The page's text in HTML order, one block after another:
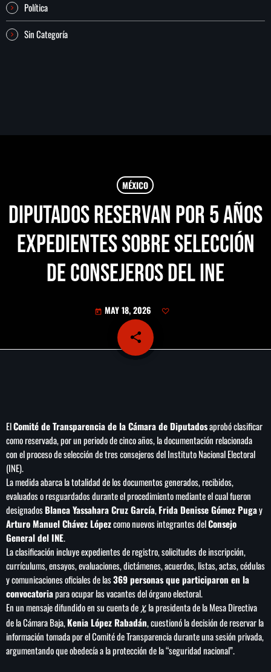
Política
Sin Categoría
MÉXICO
Diputados reservan por 5 años
expedientes sobre selección
de consejeros del INE
today MAY 18, 2026
share
email
ElComité de Transparencia de la Cámara de Diputadosaprobó clasificar
como reservada, por un periodo de cinco años, la documentación relacionada
con el proceso de selección de tres consejeros del Instituto Nacional Electoral
(INE).
La medida abarca la totalidad de los documentos generados, recibidos,
evaluados o resguardados durante el procedimiento mediante el cual fueron
designadosBlanca Yassahara Cruz García,Frida Denisse Gómez Pugay
Arturo Manuel Chávez Lópezcomo nuevos integrantes delConsejo
General del INE.
La clasificación incluye expedientes de registro, solicitudes de inscripción,
currículums, ensayos, evaluaciones, dictámenes, acuerdos, listas, actas, cédulas
y comunicaciones oficiales de las369 personas que participaron en la
convocatoriapara ocupar las vacantes del órgano electoral.
En un mensaje difundido en su cuenta deX, la presidenta de la Mesa Directiva
de la Cámara Baja,Kenia López Rabadán, cuestionó la decisión de reservar la
información tomada por el Comité de Transparencia durante una sesión privada,
argumentando que obedecía a la protección de la “seguridad nacional”.